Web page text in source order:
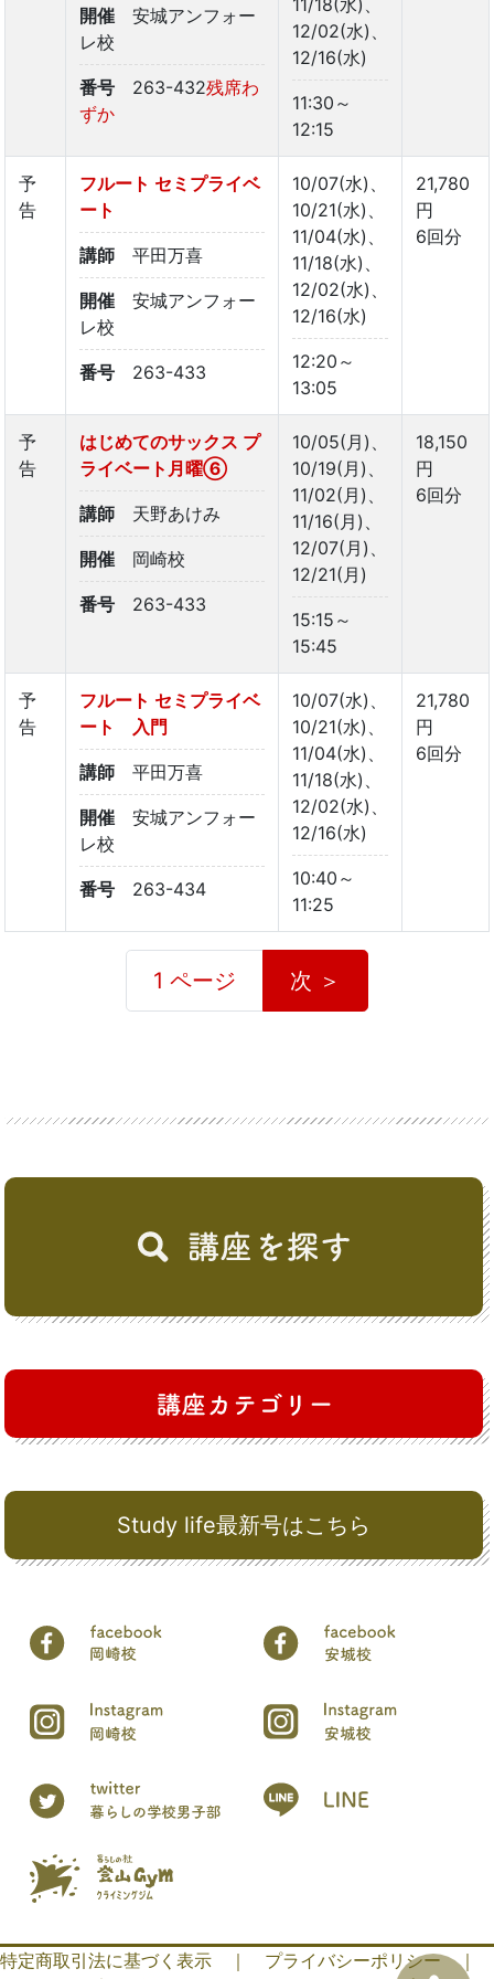
Study life最新号はこちら
開催
安城アンフォー
レ校
番号 263-432残席わ
ずか
12/02(水)、
12/16(水)
11:30～
12:15
予
告
フルート セミプライベ
ート
講師 平田万喜
開催
安城アンフォー
レ校
番号 263-433
10/07(水)、
10/21(水)、
11/04(水)、
11/18(水)、
12/02(水)、
12/16(水)
12:20～
13:05
21,780
円
6回分
予
告
はじめてのサックス プ
ライベート月曜⑥
講師 天野あけみ
開催 岡崎校
番号 263-433
10/05(月)、
10/19(月)、
11/02(月)、
11/16(月)、
12/07(月)、
12/21(月)
15:15～
15:45
18,150
円
6回分
予
告
フルート セミプライベ
ート 入門
講師 平田万喜
開催
安城アンフォー
レ校
番号 263-434
10/07(水)、
10/21(水)、
11/04(水)、
11/18(水)、
12/02(水)、
12/16(水)
10:40～
11:25
21,780
円
6回分
1 ページ 次 ＞
特定商取引法に基づく表示 ｜ プライバシーポリシー
｜